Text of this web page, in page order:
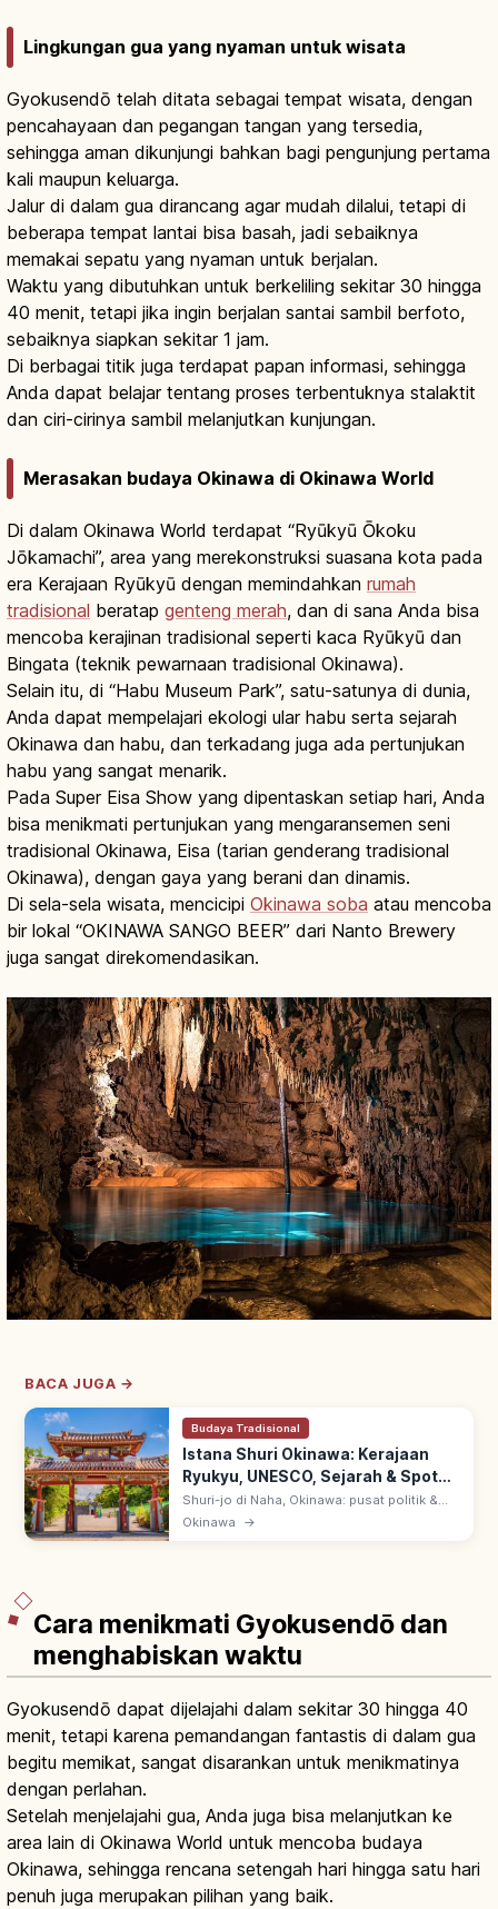
Lingkungan gua yang nyaman untuk wisata
Gyokusendō telah ditata sebagai tempat wisata, dengan
pencahayaan dan pegangan tangan yang tersedia,
sehingga aman dikunjungi bahkan bagi pengunjung pertama
kali maupun keluarga.
Jalur di dalam gua dirancang agar mudah dilalui, tetapi di
beberapa tempat lantai bisa basah, jadi sebaiknya
memakai sepatu yang nyaman untuk berjalan.
Waktu yang dibutuhkan untuk berkeliling sekitar 30 hingga
40 menit, tetapi jika ingin berjalan santai sambil berfoto,
sebaiknya siapkan sekitar 1 jam.
Di berbagai titik juga terdapat papan informasi, sehingga
Anda dapat belajar tentang proses terbentuknya stalaktit
dan ciri-cirinya sambil melanjutkan kunjungan.
Merasakan budaya Okinawa di Okinawa World
Di dalam Okinawa World terdapat “Ryūkyū Ōkoku
Jōkamachi”, area yang merekonstruksi suasana kota pada
era Kerajaan Ryūkyū dengan memindahkan rumah
tradisional beratap genteng merah, dan di sana Anda bisa
mencoba kerajinan tradisional seperti kaca Ryūkyū dan
Bingata (teknik pewarnaan tradisional Okinawa).
Selain itu, di “Habu Museum Park”, satu-satunya di dunia,
Anda dapat mempelajari ekologi ular habu serta sejarah
Okinawa dan habu, dan terkadang juga ada pertunjukan
habu yang sangat menarik.
Pada Super Eisa Show yang dipentaskan setiap hari, Anda
bisa menikmati pertunjukan yang mengaransemen seni
tradisional Okinawa, Eisa (tarian genderang tradisional
Okinawa), dengan gaya yang berani dan dinamis.
Di sela-sela wisata, mencicipi Okinawa soba atau mencoba
bir lokal “OKINAWA SANGO BEER” dari Nanto Brewery
juga sangat direkomendasikan.
BACA JUGA →
Budaya Tradisional
Istana Shuri Okinawa: Kerajaan
Ryukyu, UNESCO, Sejarah & Spot
Utama
Shuri-jo di Naha, Okinawa: pusat politik &
budaya Kerajaan Ryukyu selama 450 tahun
Okinawa →
Cara menikmati Gyokusendō dan
menghabiskan waktu
Gyokusendō dapat dijelajahi dalam sekitar 30 hingga 40
menit, tetapi karena pemandangan fantastis di dalam gua
begitu memikat, sangat disarankan untuk menikmatinya
dengan perlahan.
Setelah menjelajahi gua, Anda juga bisa melanjutkan ke
area lain di Okinawa World untuk mencoba budaya
Okinawa, sehingga rencana setengah hari hingga satu hari
penuh juga merupakan pilihan yang baik.